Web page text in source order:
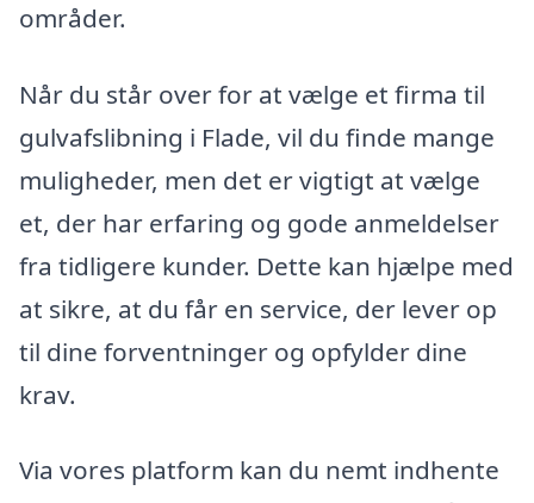
områder.
Når du står over for at vælge et firma til
gulvafslibning i Flade, vil du finde mange
muligheder, men det er vigtigt at vælge
et, der har erfaring og gode anmeldelser
fra tidligere kunder. Dette kan hjælpe med
at sikre, at du får en service, der lever op
til dine forventninger og opfylder dine
krav.
Via vores platform kan du nemt indhente